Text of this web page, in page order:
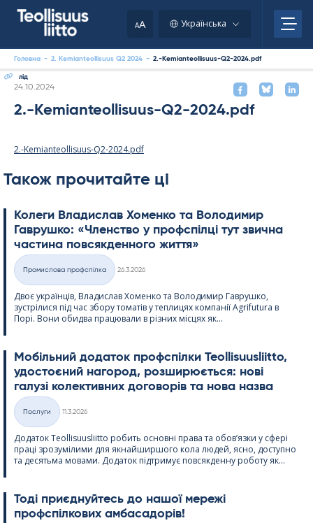
AA Українська
Головна - 2. Kemianteollisuus Q2 2024 - 2.-Kemianteollisuus-Q2-2024.pdf
лід
Kirjoitettu
24.10.2024
2.-Kemianteollisuus-Q2-2024.pdf
2.-Kemianteollisuus-Q2-2024.pdf
Також прочитайте ці
Колеги Владислав Хоменко та Володимир
Гаврушко: «Членство у профспілці тут звична
частина повсякденного життя»
Категорії
Промислова профспілка
26.3.2026
Двоє українців, Владислав Хоменко та Володимир Гаврушко,
зустрілися під час збору томатів у теплицях компанії Agri­fu­tura в
Порі. Вони обидва працювали в різних місцях як...
Мобільний додаток профспілки Teol­li­suus­liitto,
удостоєний нагород, розширюється: нові
галузі колективних договорів та нова назва
Категорії
Послуги
11.3.2026
Додаток Teol­li­suus­liitto робить основні права та обов’язки у сфері
праці зрозумілими для якнайширшого кола людей, ясно, доступно
та десятьма мовами. Додаток підтримує повсякденну роботу як...
Тоді приєднуйтесь до нашої мережі
профспілкових амбасадорів!